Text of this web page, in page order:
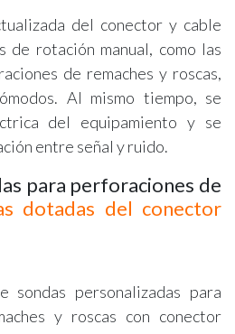
del conector y cable
de rotación manual, como las
de remaches y roscas,
Al mismo tiempo, se
del equipamiento y se
entre señal y ruido.
para perforaciones de
dotadas del conector
sondas personalizadas para
y roscas con conector